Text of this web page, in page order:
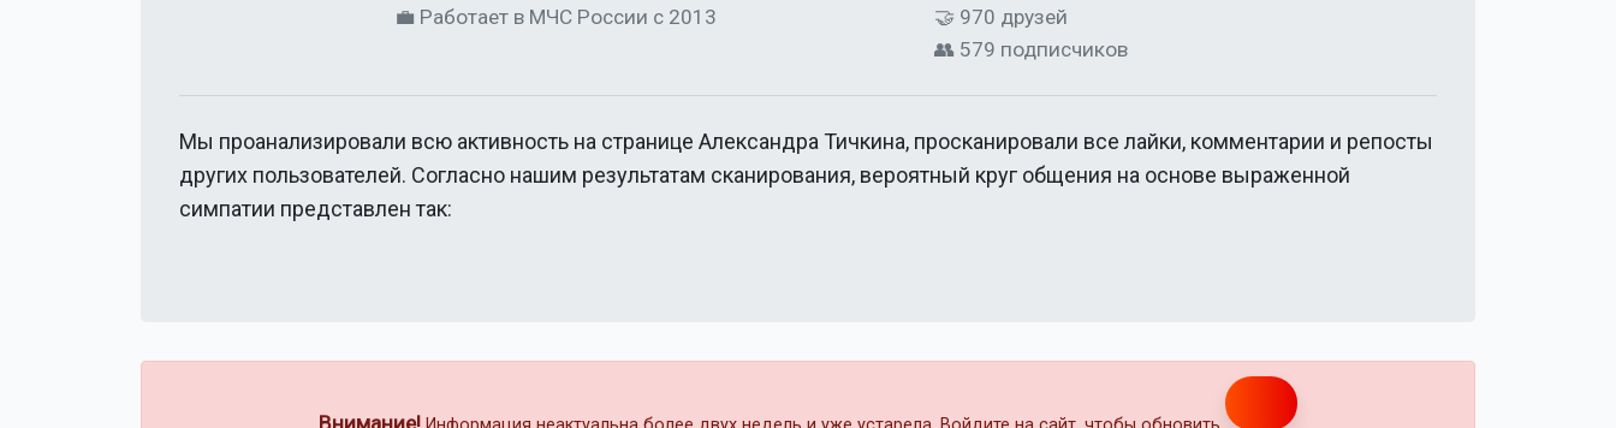
💼 Работает в МЧС России c 2013
🤝 970 друзей
👥 579 подписчиков
Мы проанализировали всю активность на странице Александра Тичкина, просканировали все лайки, комментарии и репосты
других пользователей. Согласно нашим результатам сканирования, вероятный круг общения на основе выраженной
симпатии представлен так:
Внимание!